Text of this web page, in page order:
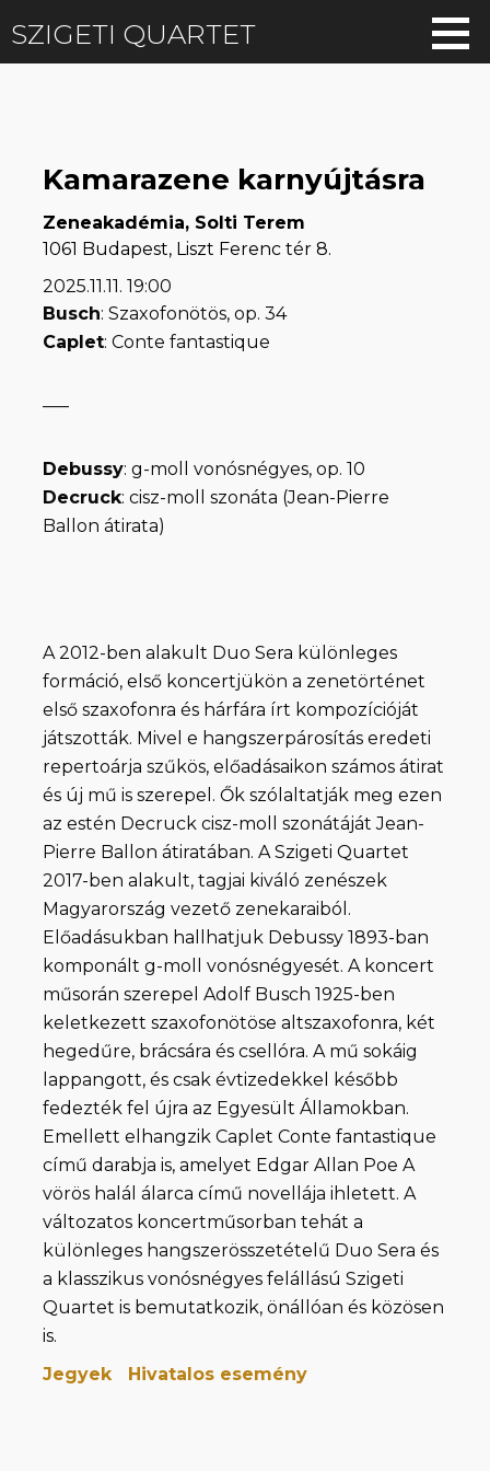
SZIGETI QUARTET
Kamarazene karnyújtásra
Zeneakadémia, Solti Terem
1061 Budapest, Liszt Ferenc tér 8.
2025.11.11. 19:00
Busch: Szaxofonötös, op. 34
Caplet: Conte fantastique
—–
Debussy: g-moll vonósnégyes, op. 10
Decruck: cisz-moll szonáta (Jean-Pierre
Ballon átirata)
A 2012-ben alakult Duo Sera különleges
formáció, első koncertjükön a zenetörténet
első szaxofonra és hárfára írt kompozícióját
játszották. Mivel e hangszerpárosítás eredeti
repertoárja szűkös, előadásaikon számos átirat
és új mű is szerepel. Ők szólaltatják meg ezen
az estén Decruck cisz-moll szonátáját Jean-
Pierre Ballon átiratában. A Szigeti Quartet
2017-ben alakult, tagjai kiváló zenészek
Magyarország vezető zenekaraiból.
Előadásukban hallhatjuk Debussy 1893-ban
komponált g-moll vonósnégyesét. A koncert
műsorán szerepel Adolf Busch 1925-ben
keletkezett szaxofonötöse altszaxofonra, két
hegedűre, brácsára és csellóra. A mű sokáig
lappangott, és csak évtizedekkel később
fedezték fel újra az Egyesült Államokban.
Emellett elhangzik Caplet Conte fantastique
című darabja is, amelyet Edgar Allan Poe A
vörös halál álarca című novellája ihletett. A
változatos koncertműsorban tehát a
különleges hangszerösszetételű Duo Sera és
a klasszikus vonósnégyes felállású Szigeti
Quartet is bemutatkozik, önállóan és közösen
is.
Jegyek
Hivatalos esemény